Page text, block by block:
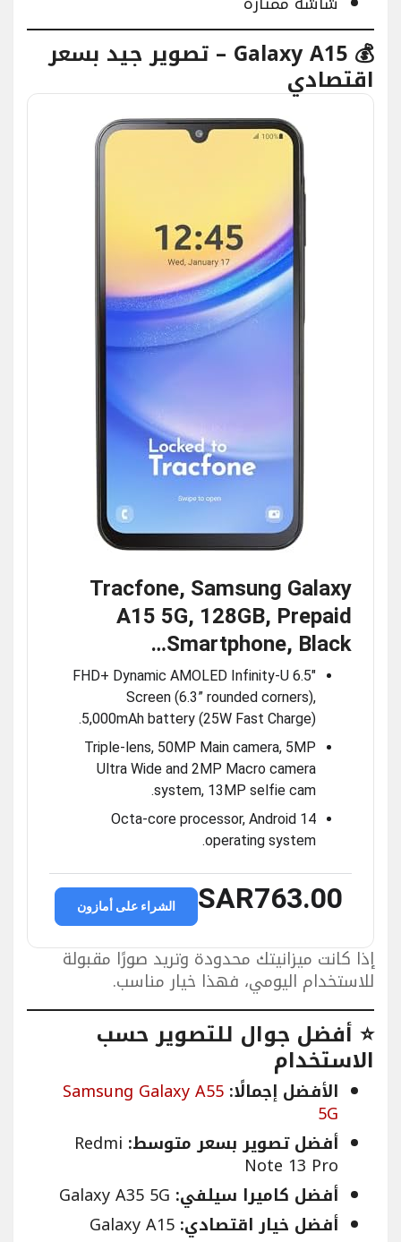
💰 Galaxy A15 – تصوير جيد بسعر
اقتصادي
Tracfone, Samsung Galaxy
A15 5G, 128GB, Prepaid
Smartphone, Black…
6.5″ FHD+ Dynamic AMOLED Infinity-U
Screen (6.3” rounded corners),
5,000mAh battery (25W Fast Charge).
Triple-lens, 50MP Main camera, 5MP
Ultra Wide and 2MP Macro camera
system, 13MP selfie cam.
Octa-core processor, Android 14
operating system.
SAR763.00 الشراء على أمازون
إذا كانت ميزانيتك محدودة وتريد صورًا مقبولة
للاستخدام اليومي، فهذا خيار مناسب.
⭐ أفضل جوال للتصوير حسب
الاستخدام
الأفضل إجمالًا: Samsung Galaxy A55
5G
أفضل تصوير بسعر متوسط: Redmi
Note 13 Pro
أفضل كاميرا سيلفي:
أفضل خيار اقتصادي: